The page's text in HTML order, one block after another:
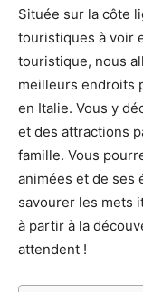
Située sur la côte
touristiques à voir
touristique, nous
meilleurs endroits
en Italie. Vous y
et des attractions
famille. Vous
animées et de ses
savourer les mets
à partir à la
attendent !